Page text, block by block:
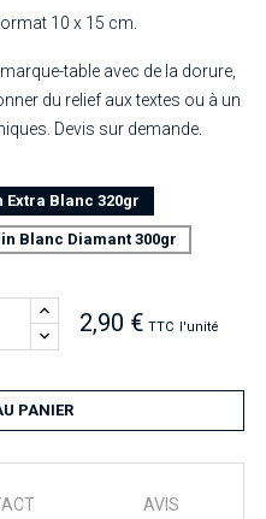
10 x 15 cm.
table avec de la dorure,
du relief aux textes ou à un
Devis sur demande.
Extra Blanc 320gr
Blanc Diamant 300gr
2,90 € TTC l'unité
PANIER
AVIS